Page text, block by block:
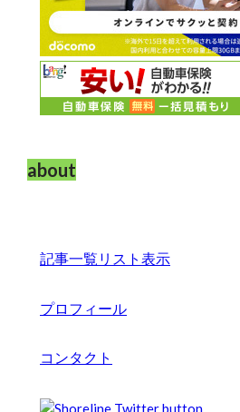
about
記事一覧リスト表示
プロフィール
コンタクト